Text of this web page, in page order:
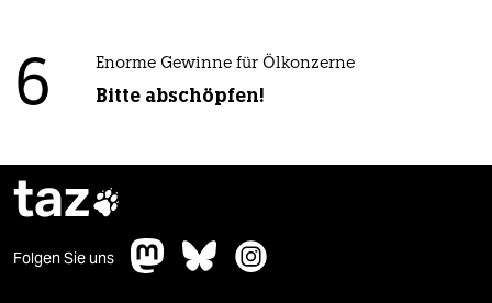
6 Enorme Gewinne für Ölkonzerne
Bitte abschöpfen!
taz
Folgen Sie uns